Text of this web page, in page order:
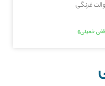
فرنگی
خمینی»